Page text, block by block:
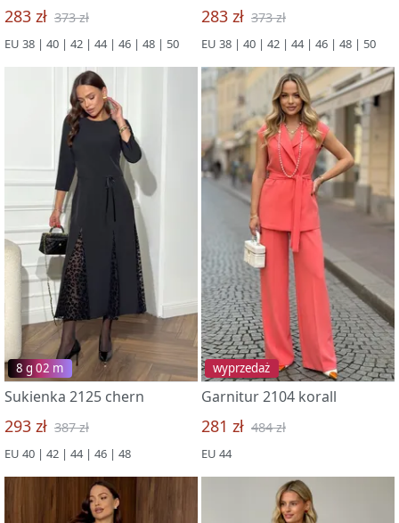
283 zł 373 zł
EU 38 | 40 | 42 | 44 | 46 | 48 | 50
283 zł 373 zł
EU 38 | 40 | 42 | 44 | 46 | 48 | 50
8 g 02 m
Sukienka 2125 chern
293 zł 387 zł
EU 40 | 42 | 44 | 46 | 48
wyprzedaż
Garnitur 2104 korall
281 zł 484 zł
EU 44